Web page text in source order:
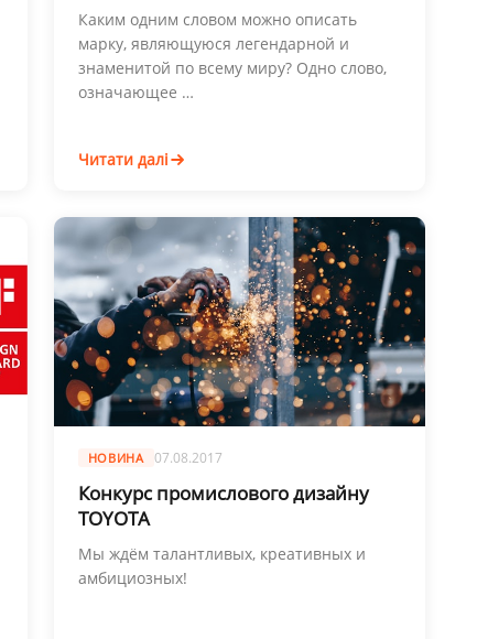
Каким одним словом можно описать
марку, являющуюся легендарной и
знаменитой по всему миру? Одно слово,
означающее …
Читати далі
НОВИНА 07.08.2017
Конкурс промислового дизайну
TOYOTA
Мы ждём талантливых, креативных и
амбициозных!